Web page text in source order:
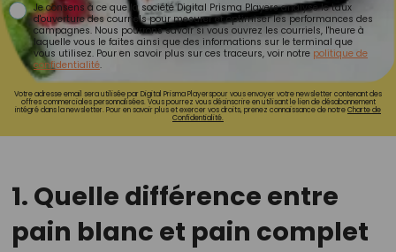
Je consens à ce que la société Digital Prisma Players analyse le taux
d'ouverture des courriels pour mesurer et optimiser les performances des
campagnes. Nous pourrons savoir si vous ouvrez les courriels, l'heure à
laquelle vous le faites ainsi que des informations sur le terminal que
vous utilisez. Pour en savoir plus sur ces traceurs, voir notre politique de
confidentialité.
Votre adresse email sera utilisée par Digital Prisma Playerspour vous envoyer votre newsletter contenant des
offres commerciales personnalisées. Vous pourrez vous désinscrire en utilisant le lien de désabonnement
intégré dans la newsletter. Pour en savoir plus et exercer vos droits, prenez connaissance de notreCharte de
Confidentialité.
1. Quelle différence entre
pain blanc et pain complet